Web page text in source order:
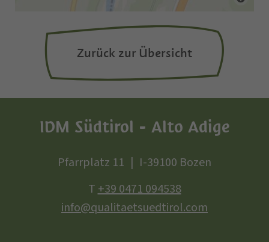
Zurück zur Übersicht
IDM Südtirol - Alto Adige
Pfarrplatz 11
I-39100 Bozen
T+39 0471 094538
info@qualitaetsuedtirol.com